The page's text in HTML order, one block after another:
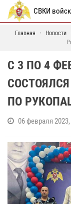
СВКИ
Главная Новости
С 3 ПО 4
ПО
06 февраля